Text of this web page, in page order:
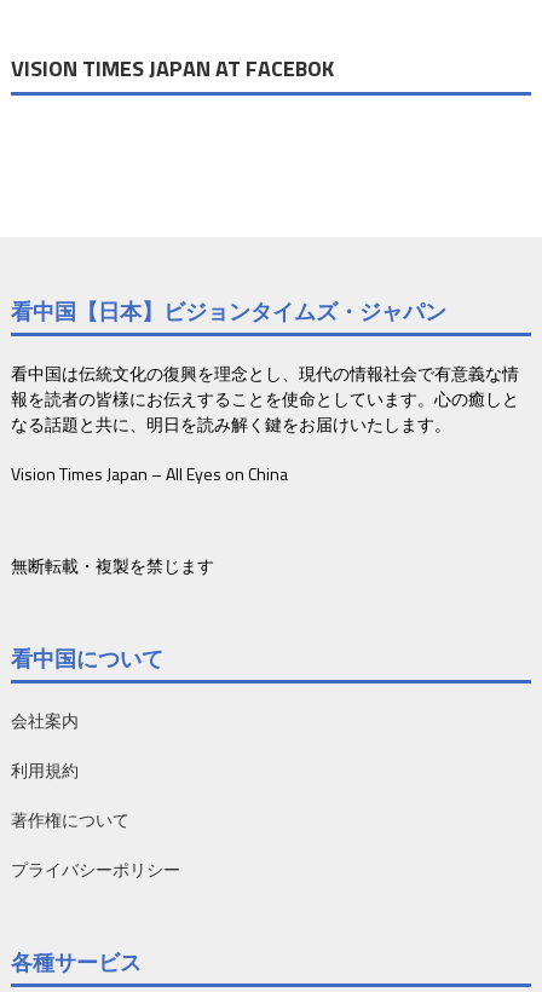
VISION TIMES JAPAN AT FACEBOK
看中国【日本】ビジョンタイムズ・ジャパン
看中国は伝統文化の復興を理念とし、現代の情報社会で有意義な情
報を読者の皆様にお伝えすることを使命としています。心の癒しと
なる話題と共に、明日を読み解く鍵をお届けいたします。
Vision Times Japan – All Eyes on China
無断転載・複製を禁じます
看中国について
会社案内
利用規約
著作権について
プライバシーポリシー
各種サービス